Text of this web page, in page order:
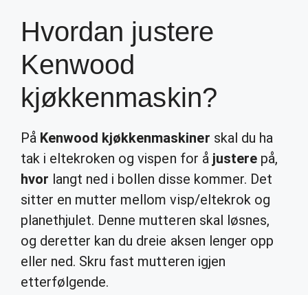
Hvordan justere
Kenwood
kjøkkenmaskin?
På Kenwood kjøkkenmaskiner skal du ha
tak i eltekroken og vispen for å justerepå,
hvor langt ned i bollen disse kommer. Det
sitter en mutter mellom visp/eltekrok og
planethjulet. Denne mutteren skal løsnes,
og deretter kan du dreie aksen lenger opp
eller ned. Skru fast mutteren igjen
etterfølgende.